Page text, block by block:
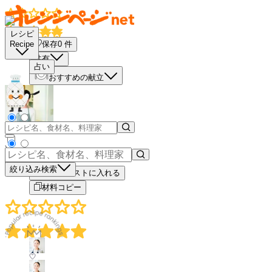
レシピ
Recipe
占い
絞り込み検索
保存0 件
共有
おすすめの献立
－
＋
買い物リストに入れる
材料コピー